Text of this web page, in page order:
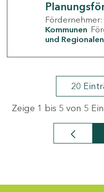
Fördernehmer:
Kommunen
und
20
Zeige 1 bis 5 von 5